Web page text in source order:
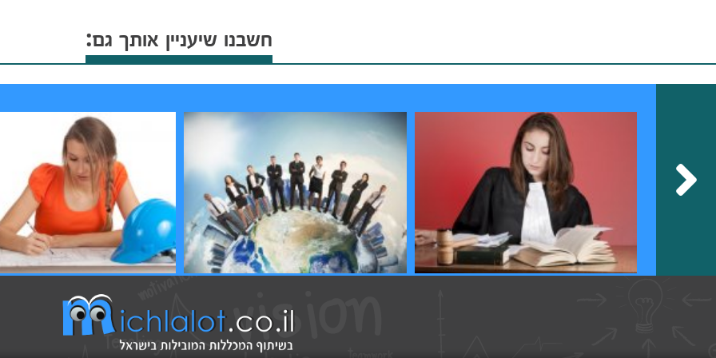
חשבנו שיעניין אותך גם: